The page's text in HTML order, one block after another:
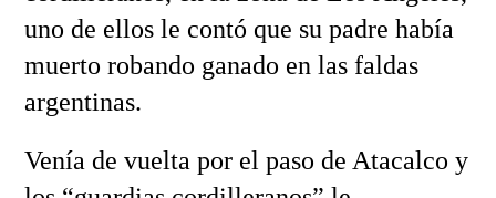
uno de ellos le contó que su padre había
muerto robando ganado en las faldas
argentinas.
Venía de vuelta por el paso de Atacalco y